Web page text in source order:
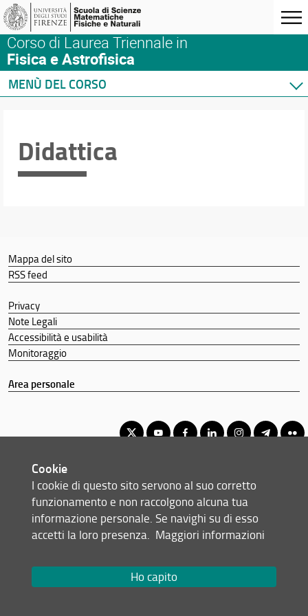
Corso di Laurea Triennale in
Fisica e Astrofisica
MENÙ DEL CORSO
Didattica
Docenti
Didattica
Mappa del sito
RSS feed
Privacy
Note Legali
Accessibilità e usabilità
Monitoraggio
Area personale
© Copyright 2012-2026 Università degli Studi di Firenze UNIFI
P.IVA/Cod.Fis 01279680480
Viale Morgagni, 40/44 - 50134 Firenze (FI)
Email:
Cookie
I cookie di questo sito servono al suo corretto
funzionamento e non raccolgono alcuna tua
informazione personale. Se navighi su di esso
accetti la loro presenza. Maggiori informazioni
Ho capito